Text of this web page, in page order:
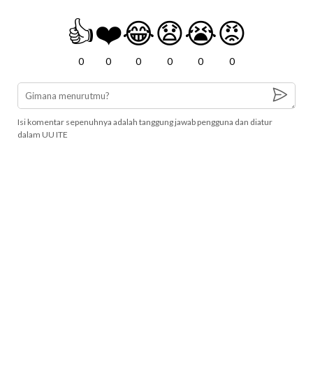
👍
0
❤️
0
😂
0
😧
0
😭
0
😡
0
Isi komentar sepenuhnya adalah tanggung jawab pengguna dan diatur
dalam UU ITE